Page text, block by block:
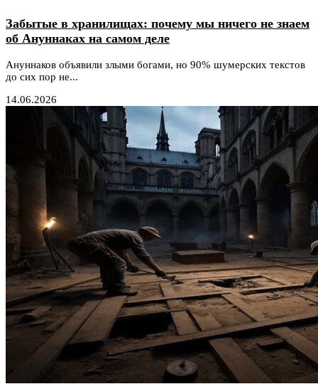
Забытые в хранилищах: почему мы ничего не знаем
об Ануннаках на самом деле
Ануннаков объявили злыми богами, но 90% шумерских текстов
до сих пор не...
14.06.2026